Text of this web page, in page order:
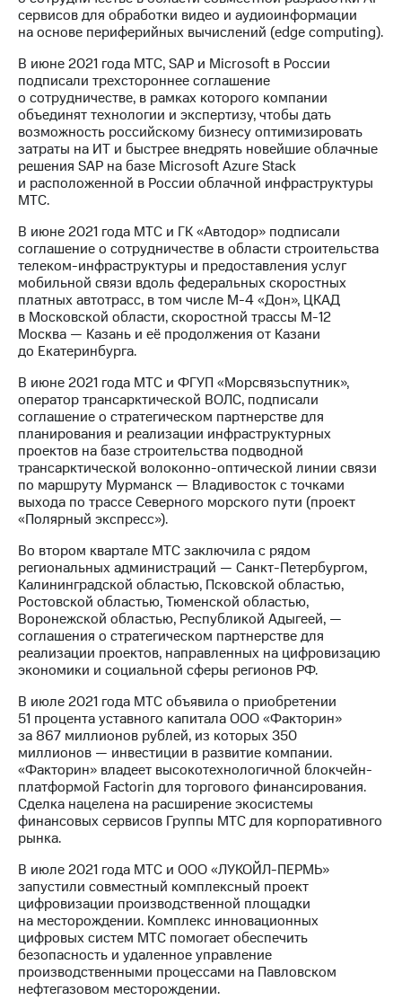
сервисов для обработки видео и аудиоинформации
на основе периферийных вычислений (edge computing).
В июне 2021 года МТС, SAP и Microsoft в России
подписали трехстороннее соглашение
о сотрудничестве, в рамках которого компании
объединят технологии и экспертизу, чтобы дать
возможность российскому бизнесу оптимизировать
затраты на ИТ и быстрее внедрять новейшие облачные
решения SAP на базе Microsoft Azure Stack
и расположенной в России облачной инфраструктуры
МТС.
В июне 2021 года МТС и ГК «Автодор» подписали
соглашение о сотрудничестве в области строительства
телеком-инфраструктуры и предоставления услуг
мобильной связи вдоль федеральных скоростных
платных автотрасс, в том числе М-4 «Дон», ЦКАД
в Московской области, скоростной трассы М-12
Москва — Казань и её продолжения от Казани
до Екатеринбурга.
В июне 2021 года МТС и ФГУП «Морсвязьспутник»,
оператор трансарктической ВОЛС, подписали
соглашение о стратегическом партнерстве для
планирования и реализации инфраструктурных
проектов на базе строительства подводной
трансарктической волоконно-оптической линии связи
по маршруту Мурманск — Владивосток с точками
выхода по трассе Северного морского пути (проект
«Полярный экспресс»).
Во втором квартале МТС заключила с рядом
региональных администраций — Санкт-Петербургом,
Калининградской областью, Псковской областью,
Ростовской областью, Тюменской областью,
Воронежской областью, Республикой Адыгеей, —
соглашения о стратегическом партнерстве для
реализации проектов, направленных на цифровизацию
экономики и социальной сферы регионов РФ.
В июле 2021 года МТС объявила о приобретении
51 процента уставного капитала ООО «Факторин»
за 867 миллионов рублей, из которых 350
миллионов — инвестиции в развитие компании.
«Факторин» владеет высокотехнологичной блокчейн-
платформой Factorin для торгового финансирования.
Сделка нацелена на расширение экосистемы
финансовых сервисов Группы МТС для корпоративного
рынка.
В июле 2021 года МТС и ООО «ЛУКОЙЛ-ПЕРМЬ»
запустили совместный комплексный проект
цифровизации производственной площадки
на месторождении. Комплекс инновационных
цифровых систем МТС помогает обеспечить
безопасность и удаленное управление
производственными процессами на Павловском
нефтегазовом месторождении.